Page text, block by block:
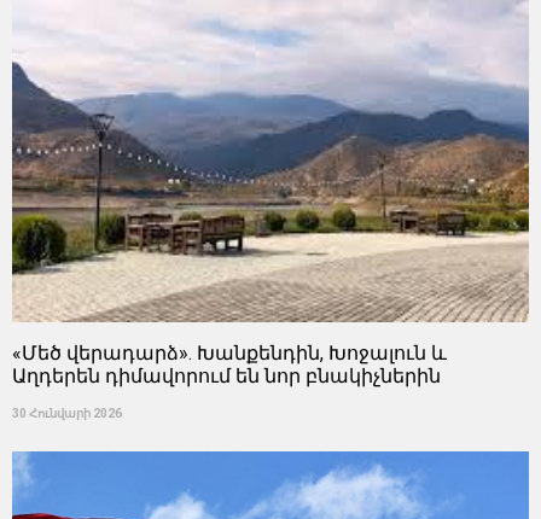
«Մեծ վերադարձ». Խանքենդին, Խոջալուն և
Աղդերեն դիմավորում են նոր բնակիչներին
30 Հունվարի 2026